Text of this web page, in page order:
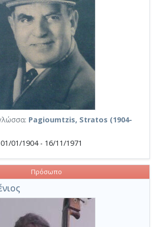
Pagioumtzis, Stratos (1904-
01/01/1904 - 16/11/1971
Πρόσωπο